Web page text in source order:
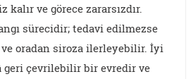
kalır ve görece zararsızdır.
sürecidir; tedavi edilmezse
ve oradan siroza ilerleyebilir. İyi
geri çevrilebilir bir evredir ve